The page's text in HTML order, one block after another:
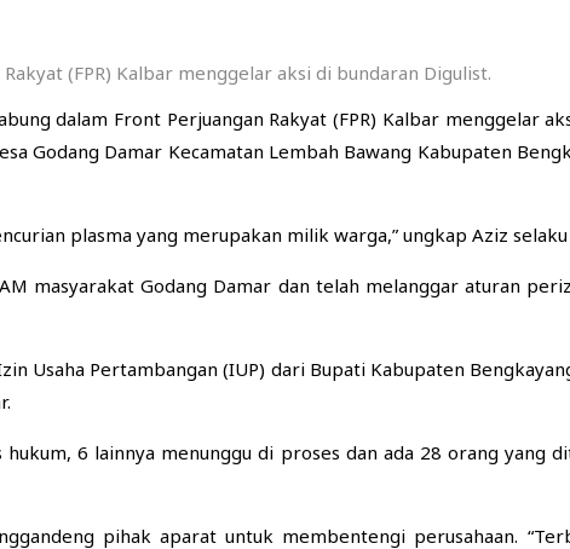
(FPR) Kalbar menggelar aksi di bundaran Digulist.
dalam Front Perjuangan Rakyat (FPR) Kalbar menggelar
Godang Damar Kecamatan Lembah Bawang Kabupaten
plasma yang merupakan milik warga,” ungkap Aziz
masyarakat Godang Damar dan telah melanggar aturan
Usaha Pertambangan (IUP) dari Bupati Kabupaten
6 lainnya menunggu di proses dan ada 28 orang yang
pihak aparat untuk membentengi perusahaan.